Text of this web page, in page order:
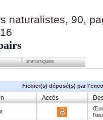
naturalistes, 90,
STATISTIQUES
Fichier(s) déposé(s) par
Accès